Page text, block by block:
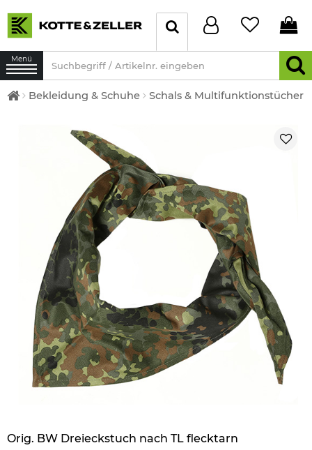
Menü
Bekleidung & Schuhe Schals & Multifunktionstücher
Orig. BW Dreieckstuch nach TL flecktarn